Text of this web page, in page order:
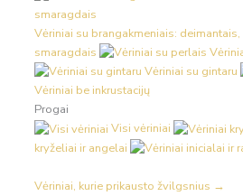
Vėriniai su brangakmeniais:
smaragdais
Vėriniai su gintaru
Vėriniai be inkrustacijų
Progai
Visi vėriniai
kryželiai ir angelai
Vėriniai, kurie prikausto žvilgsnius →